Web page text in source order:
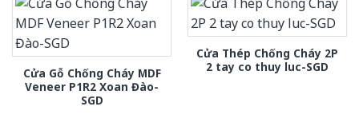
Cửa Gỗ Chống Cháy MDF
Veneer P1R2 Xoan Đào-
SGD
Cửa Thép Chống Cháy 2P
2 tay co thuy luc-SGD